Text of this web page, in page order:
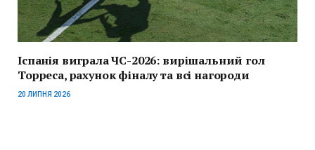
Іспанія виграла ЧС-2026: вирішальний гол
Торреса, рахунок фіналу та всі нагороди
20 ЛИПНЯ 2026